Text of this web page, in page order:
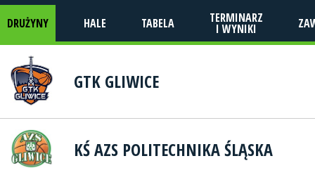
DRUŻYNY HALE TABELA TERMINARZ
I WYNIKI
GTK GLIWICE
KŚ AZS POLITECHNIKA ŚLĄSKA